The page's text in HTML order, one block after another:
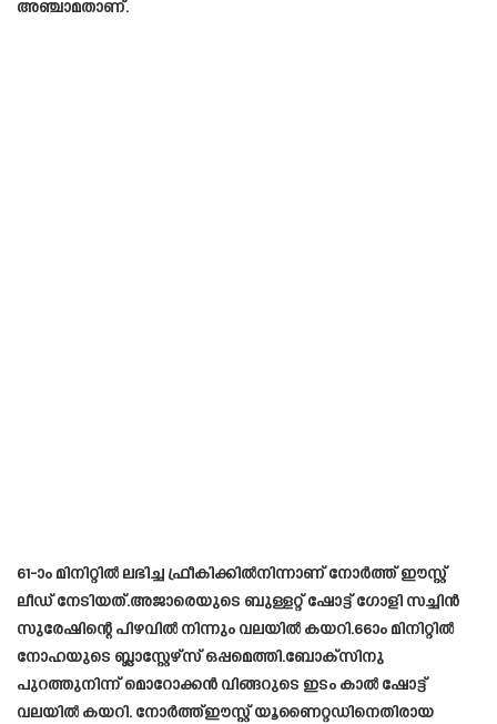
അഞ്ചാമതാണ്.
61-ാം മിനിറ്റിൽ ലഭിച്ച ഫ്രീകിക്കിൽനിന്നാണ് നോർത്ത് ഈസ്റ്റ്
ലീഡ് നേടിയത്.അജാരെയുടെ ബുള്ളറ്റ് ഷോട്ട് ഗോളി സച്ചിൻ
സുരേഷിന്റെ പിഴവിൽ നിന്നും വലയിൽ കയറി.66ാം മിനിറ്റിൽ
നോഹയുടെ ബ്ലാസ്റ്റേഴ്‌സ് ഒപ്പമെത്തി.ബോക്സിനു
പുറത്തുനിന്ന് മൊറോക്കൻ വിങ്ങറുടെ ഇടം കാൽ ഷോട്ട്
വലയിൽ കയറി. നോർത്ത്ഈസ്റ്റ് യൂണൈറ്റഡിനെതിരായ